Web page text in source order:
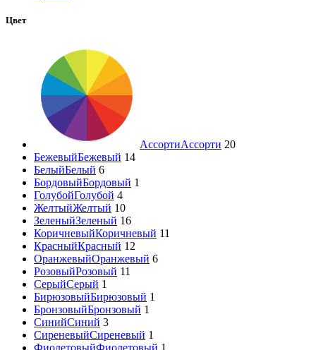
Цвет
АссортиАссорти 20
БежевыйБежевый 14
БелыйБелый 6
БордовыйБордовый 1
ГолубойГолубой 4
ЖелтыйЖелтый 10
ЗеленыйЗеленый 16
КоричневыйКоричневый 11
КрасныйКрасный 12
ОранжевыйОранжевый 6
РозовыйРозовый 11
СерыйСерый 1
БирюзовыйБирюзовый 1
БронзовыйБронзовый 1
СинийСиний 3
СиреневыйСиреневый 1
ФиолетовыйФиолетовый 1